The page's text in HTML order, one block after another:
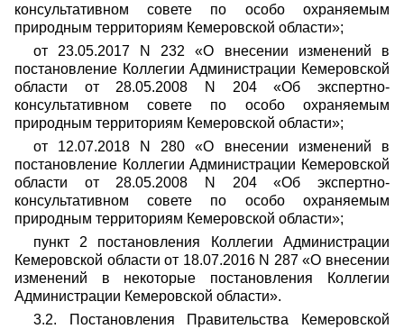
консультативном совете по особо охраняемым
природным территориям Кемеровской области»;
от 23.05.2017 N 232 «О внесении изменений в
постановление Коллегии Администрации Кемеровской
области от 28.05.2008 N 204 «Об экспертно-
консультативном совете по особо охраняемым
природным территориям Кемеровской области»;
от 12.07.2018 N 280 «О внесении изменений в
постановление Коллегии Администрации Кемеровской
области от 28.05.2008 N 204 «Об экспертно-
консультативном совете по особо охраняемым
природным территориям Кемеровской области»;
пункт 2 постановления Коллегии Администрации
Кемеровской области от 18.07.2016 N 287 «О внесении
изменений в некоторые постановления Коллегии
Администрации Кемеровской области».
3.2. Постановления Правительства Кемеровской